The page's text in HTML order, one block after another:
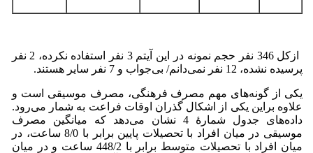
ازکل 346 نفر حجم نمونه در این آیتم 3 نفر استفاده نکرده، 2 نفر
پرسیده نشده، 12 نفر نمی‌دانم/ بی‌جواب و 7 نفر سایر هستند.
یکی از گونه‌های مهم مصرف فرهنگی، مصرف موسیقی است و
علاوه براین یکی از اشکال گذران اوقات فراعت به شمار می‌رود.
داده‌های جدول شمارۀ 4 نشان می‌دهد که میانگین مصرف
موسیقی در میان افراد با تحصیلات پایین برابر با 8/0 ساعت، در
میان افراد با تحصیلات متوسط برابر با 448/2 ساعت و در میان